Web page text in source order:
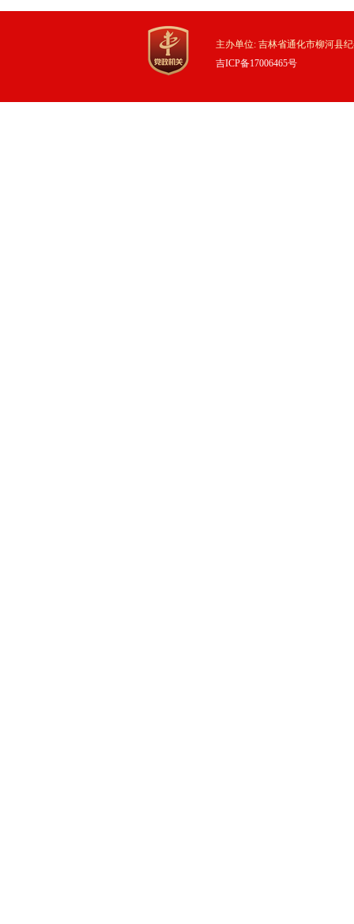
主办单位: 吉林省通化市柳河县
吉ICP备17006465号